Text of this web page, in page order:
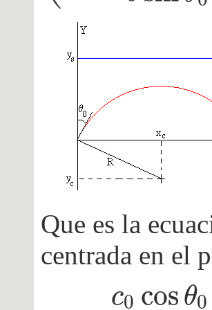
Que es la
centrada en el
c0 cos θ0